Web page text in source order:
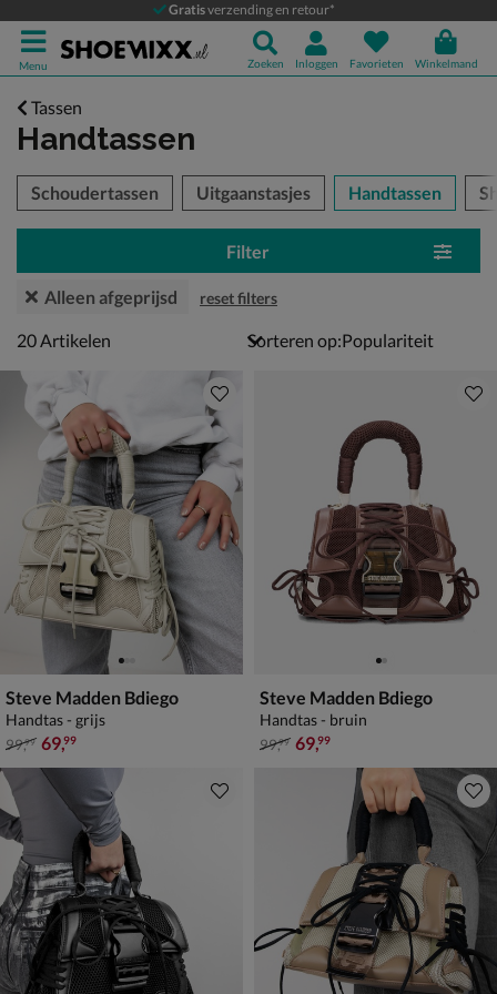
Gratisverzending en retour*
Menu Zoeken Inloggen Favorieten Winkelmand
Tassen
Handtassen
over
Schoudertassen Uitgaanstasjes Handtassen
Filter
Alleen afgeprijsd reset filters
20 artikelen
20Artikelen Sorteren op:
Steve Madden Bdiego
Handtas - grijs
van € 99,99 voor € 69,99
99,99 69,99
Steve Madden Bdiego
Handtas - bruin
van € 99,99 voor € 69,99
99,99 69,99